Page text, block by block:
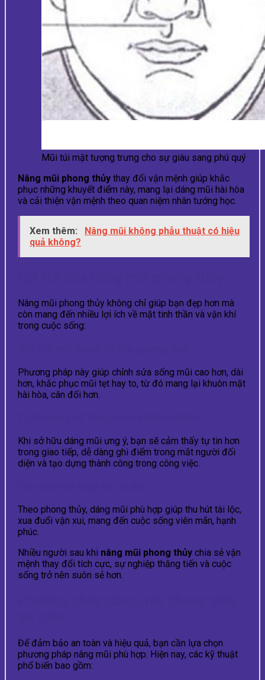
Mũi túi mật tượng trưng cho sự giàu sang phú quý
Nâng mũi phong thủy thay đổi vận mệnh giúp khắc
phục những khuyết điểm này, mang lại dáng mũi hài hòa
và cải thiện vận mệnh theo quan niệm nhân tướng học.
Xem thêm:
Nâng mũi không phẫu thuật có hiệu
quả không?
Nâng mũi phong thủy không chỉ giúp bạn đẹp hơn mà
còn mang đến nhiều lợi ích về mặt tinh thần và vận khí
trong cuộc sống:
Phương pháp này giúp chỉnh sửa sống mũi cao hơn, dài
hơn, khắc phục mũi tẹt hay to, từ đó mang lại khuôn mặt
hài hòa, cân đối hơn.
Khi sở hữu dáng mũi ưng ý, bạn sẽ cảm thấy tự tin hơn
trong giao tiếp, dễ dàng ghi điểm trong mắt người đối
diện và tạo dựng thành công trong công việc.
Theo phong thủy, dáng mũi phù hợp giúp thu hút tài lộc,
xua đuổi vận xui, mang đến cuộc sống viên mãn, hạnh
phúc.
Nhiều người sau khi nâng mũi phong thủy chia sẻ vận
mệnh thay đổi tích cực, sự nghiệp thăng tiến và cuộc
sống trở nên suôn sẻ hơn.
Để đảm bảo an toàn và hiệu quả, bạn cần lựa chọn
phương pháp nâng mũi phù hợp. Hiện nay, các kỹ thuật
phổ biến bao gồm: